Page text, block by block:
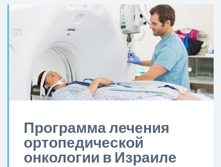
Программа лечения
ортопедической
онкологии в Израиле